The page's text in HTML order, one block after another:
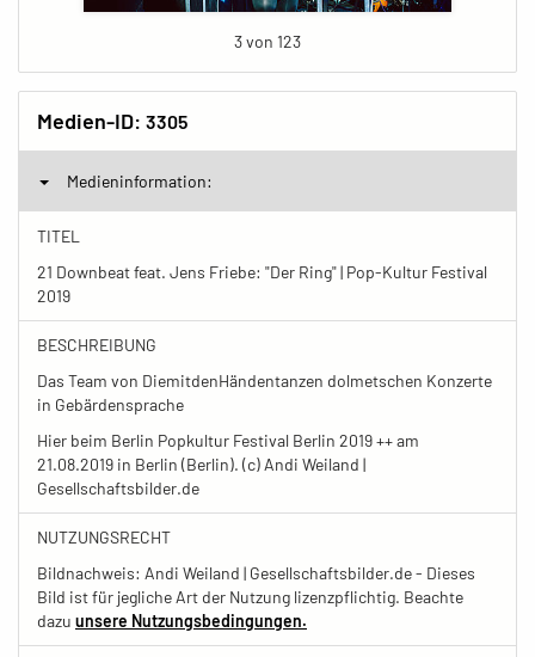
3 von 123
Medien-ID: 3305
Medieninformation:
TITEL
21 Downbeat feat. Jens Friebe: "Der Ring" | Pop-Kultur Festival
2019
BESCHREIBUNG
Das Team von DiemitdenHändentanzen dolmetschen Konzerte
in Gebärdensprache
Hier beim Berlin Popkultur Festival Berlin 2019 ++ am
21.08.2019 in Berlin (Berlin). (c) Andi Weiland |
Gesellschaftsbilder.de
NUTZUNGSRECHT
Bildnachweis: Andi Weiland | Gesellschaftsbilder.de - Dieses
Bild ist für jegliche Art der Nutzung lizenzpflichtig. Beachte
dazu unsere Nutzungsbedingungen.